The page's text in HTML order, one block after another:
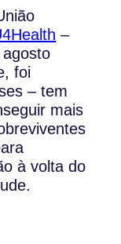
–
foi
– tem
mais
à volta do